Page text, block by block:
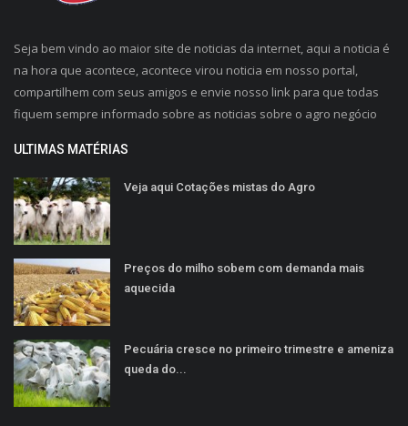
Seja bem vindo ao maior site de noticias da internet, aqui a noticia é
na hora que acontece, acontece virou noticia em nosso portal,
compartilhem com seus amigos e envie nosso link para que todas
fiquem sempre informado sobre as noticias sobre o agro negócio
ULTIMAS MATÉRIAS
Veja aqui Cotações mistas do Agro
Preços do milho sobem com demanda mais
aquecida
Pecuária cresce no primeiro trimestre e ameniza
queda do...